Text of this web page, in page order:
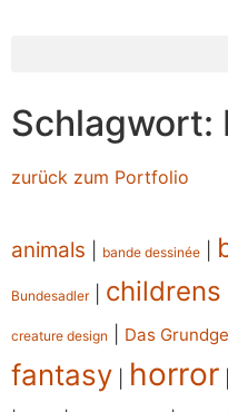
Schlagwort:
zurück zum Portfolio
animals bande dessinée
Bundesadler| childrens
creature design Das
fantasy horror